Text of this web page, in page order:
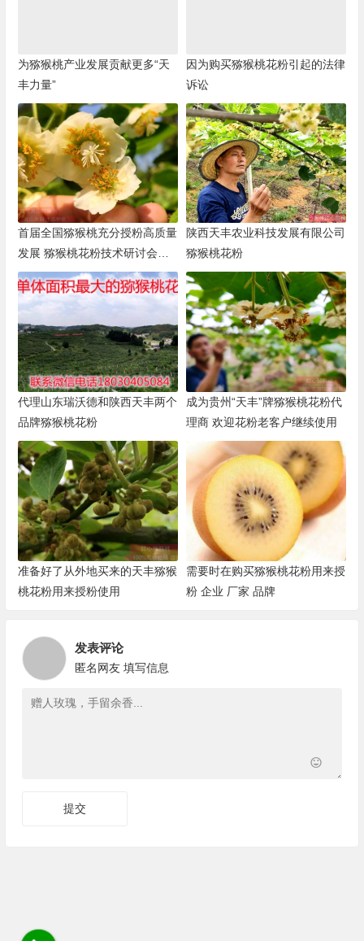
为猕猴桃产业发展贡献更多“天
丰力量”
因为购买猕猴桃花粉引起的法律
诉讼
首届全国猕猴桃充分授粉高质量
发展 猕猴桃花粉技术研讨会在
杨凌举办
陕西天丰农业科技发展有限公司
猕猴桃花粉
代理山东瑞沃德和陕西天丰两个
品牌猕猴桃花粉
成为贵州“天丰”牌猕猴桃花粉代
理商 欢迎花粉老客户继续使用
准备好了从外地买来的天丰猕猴
桃花粉用来授粉使用
需要时在购买猕猴桃花粉用来授
粉 企业 厂家 品牌
发表评论
匿名网友 填写信息